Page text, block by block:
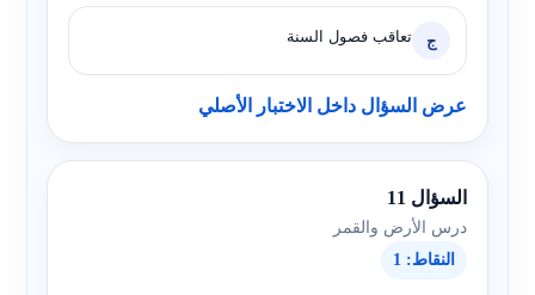
ج تعاقب فصول السنة
عرض السؤال داخل الاختبار الأصلي
السؤال 11
درس الأرض والقمر
النقاط: 1